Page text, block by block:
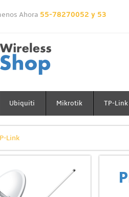
Ahora 55-78270052 y 53
Ubiquiti Mikrotik TP-Link
Link